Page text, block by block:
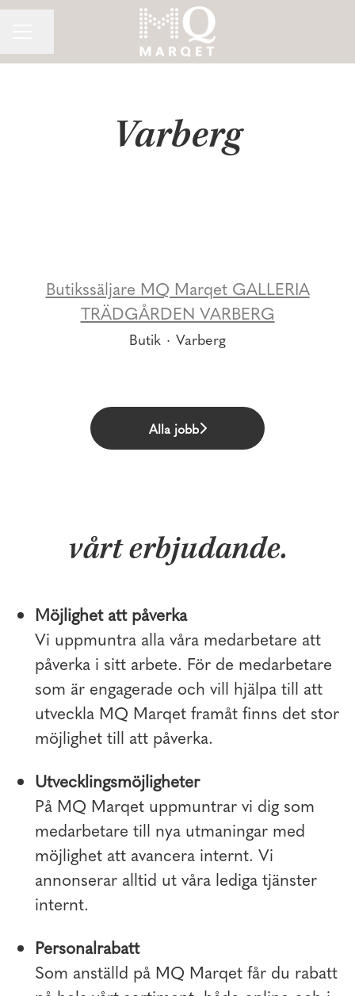
Varberg
Butikssäljare MQ Marqet GALLERIA
TRÄDGÅRDEN VARBERG
Butik · Varberg
Alla jobb
vårt erbjudande.
Möjlighet att påverka
Vi uppmuntra alla våra medarbetare att
påverka i sitt arbete. För de medarbetare
som är engagerade och vill hjälpa till att
utveckla MQ Marqet framåt finns det stor
möjlighet till att påverka.
Utvecklingsmöjligheter
På MQ Marqet uppmuntrar vi dig som
medarbetare till nya utmaningar med
möjlighet att avancera internt. Vi
annonserar alltid ut våra lediga tjänster
internt.
Personalrabatt
Som anställd på MQ Marqet får du rabatt